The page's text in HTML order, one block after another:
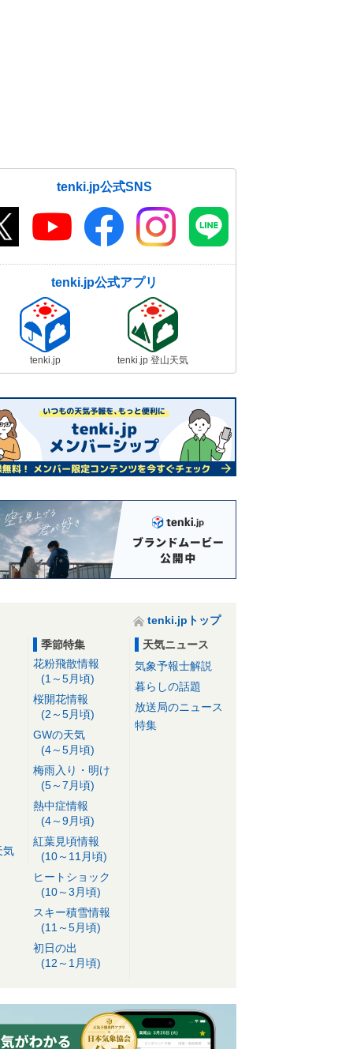
tenki.jp公式SNS
tenki.jp公式アプリ
tenki.jp tenki.jp 登山天気
tenki.jpトップ
気
季節特集
花粉飛散情報
(1～5月頃)
桜開花情報
(2～5月頃)
GWの天気
(4～5月頃)
梅雨入り・明け
(5～7月頃)
熱中症情報
(4～9月頃)
紅葉見頃情報
(10～11月頃)
ヒートショック
(10～3月頃)
スキー積雪情報
(11～5月頃)
初日の出
(12～1月頃)
天気ニュース
気象予報士解説
暮らしの話題
放送局のニュース
特集